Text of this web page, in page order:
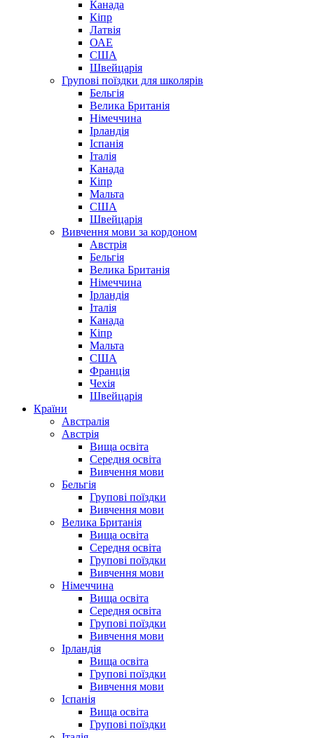
Канада
Кіпр
Латвія
ОАЕ
США
Швейцарія
Групові поїздки для школярів
Бельгія
Велика Британія
Німеччина
Ірландія
Іспанія
Італія
Канада
Кіпр
Мальта
США
Швейцарія
Вивчення мови за кордоном
Австрія
Бельгія
Велика Британія
Німеччина
Ірландія
Італія
Канада
Кіпр
Мальта
США
Франція
Чехія
Швейцарія
Країни
Австралія
Австрія
Вища освіта
Середня освіта
Вивчення мови
Бельгія
Групові поїздки
Вивчення мови
Велика Британія
Вища освіта
Середня освіта
Групові поїздки
Вивчення мови
Німеччина
Вища освіта
Середня освіта
Групові поїздки
Вивчення мови
Ірландія
Вища освіта
Групові поїздки
Вивчення мови
Іспанія
Вища освіта
Групові поїздки